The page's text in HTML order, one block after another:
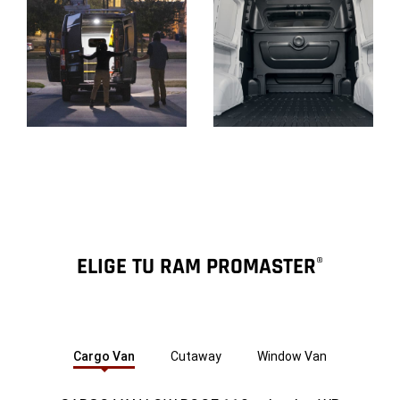
ELIGE TU RAM PROMASTER®
Cargo Van Cutaway Window Van